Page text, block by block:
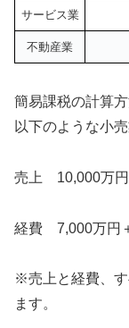
サービス業
不動産業
簡易課税の計算
以下のような小
売上 10,000万円
経費 7,000万円
※売上と経費、
ます。